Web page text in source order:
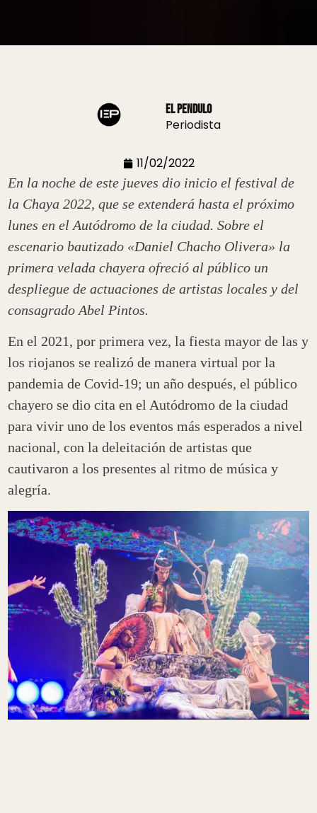
El Pendulo
Periodista
11/02/2022
En la noche de este jueves dio inicio el festival de
la Chaya 2022, que se extenderá hasta el próximo
lunes en el Autódromo de la ciudad. Sobre el
escenario bautizado «Daniel Chacho Olivera» la
primera velada chayera ofreció al público un
despliegue de actuaciones de artistas locales y del
consagrado Abel Pintos.
En el 2021, por primera vez, la fiesta mayor de las y
los riojanos se realizó de manera virtual por la
pandemia de Covid-19; un año después, el público
chayero se dio cita en el Autódromo de la ciudad
para vivir uno de los eventos más esperados a nivel
nacional, con la deleitación de artistas que
cautivaron a los presentes al ritmo de música y
alegría.